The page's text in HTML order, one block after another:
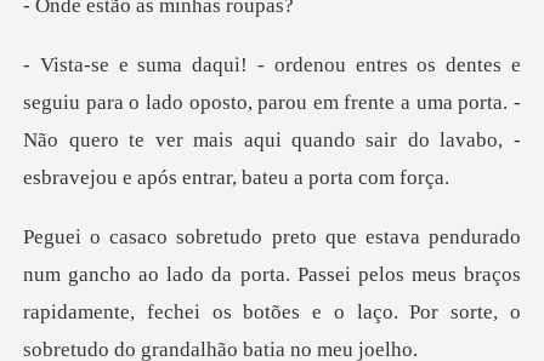
ão as minh
o oposto, parou em frente a uma porta. -
Não quero te ver mais aqui qua
ado da porta. Passei pelos meus braços
rapidamente, fechei os botões